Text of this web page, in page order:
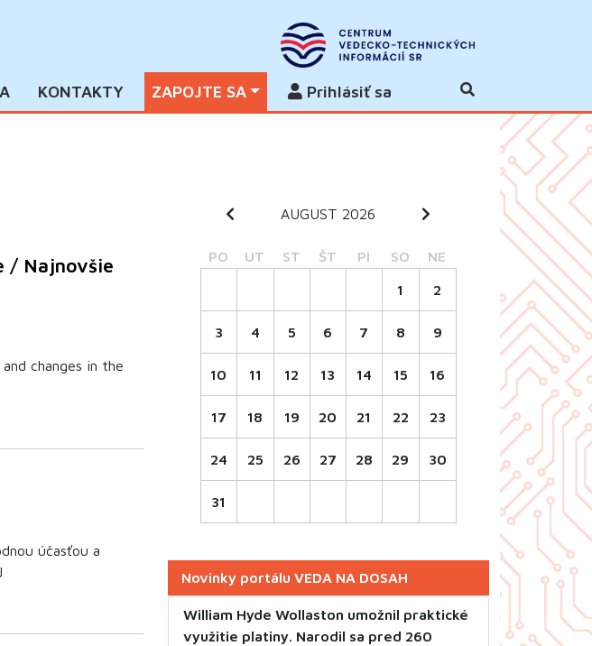
KONTAKTY ZAPOJTE SA Prihlásiť sa
/ Najnovšie
changes in the
účasťou a
AUGUST 2026
PO UT ST ŠT PI SO NE
1 2
3 4 5 6 7 8 9
10 11 12 13 14 15 16
17 18 19 20 21 22 23
24 25 26 27 28 29 30
31
Novinky portálu VEDA NA DOSAH
William Hyde Wollaston umožnil praktické
využitie platiny. Narodil sa pred 260